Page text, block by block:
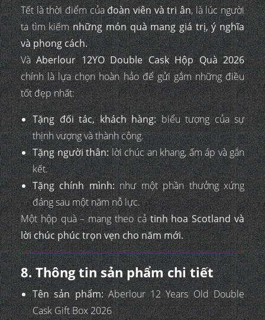
Tết là thời điểm củađoàn viên và tri ân, là lúc người
ta tìm kiếmnhững món quà mang giá trị, ý nghĩa
và phong cách.
VàAberlour 12YO Double Cask Hộp Quà 2026
chính là lựa chọn hoàn hảo để gửi gắm những điều
tốt đẹp nhất:
Tặng đối tác, khách hàng:biểu tượng của sự
thịnh vượng và thành công.
Tặng người thân:lời chúc an khang, ấm áp và gắn
kết.
Tặng chính mình:như một phần thưởng xứng
đáng sau một năm nỗ lực.
Một hộp quà – mang theo cảtinh hoa Scotland và
lời chúc phúc trọn vẹn cho năm mới.
8. Thông tin sản phẩm chi tiết
Tên sản phẩm:Aberlour 12 Years Old Double
Cask Gift Box 2026